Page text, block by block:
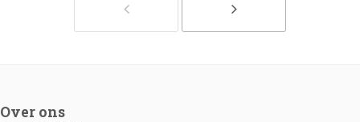
Over ons